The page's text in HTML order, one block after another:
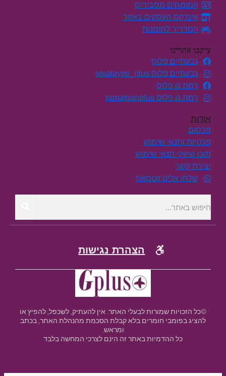
המומחים מסבירים
אינדקס העסקים באזור
המדריך להזמנות
עיקבו אחרינו
גבעתיים פלוס
גבעתיים פלוס givatayim_plus
רמת גן פלוס
רמת גן פלוס ramatganplus
אודות
פרסום
פרטיות ותנאי שימוש
תוכן שיווקי תנאי שימוש
יצירת קשר
שלחו אלינו ווטסאפ
הצהרת נגישות
©כל הזכויות שמורות לבעלי האתר. אין להעתיק, לשכפל, להפיץ או
להציג בפומבי חומרים בלא קבלת הסכמת מהנהלת האתר, בכתב
ומראש.
כל ההדמיות באתר זה הינם לצרכי המחשה בלבד